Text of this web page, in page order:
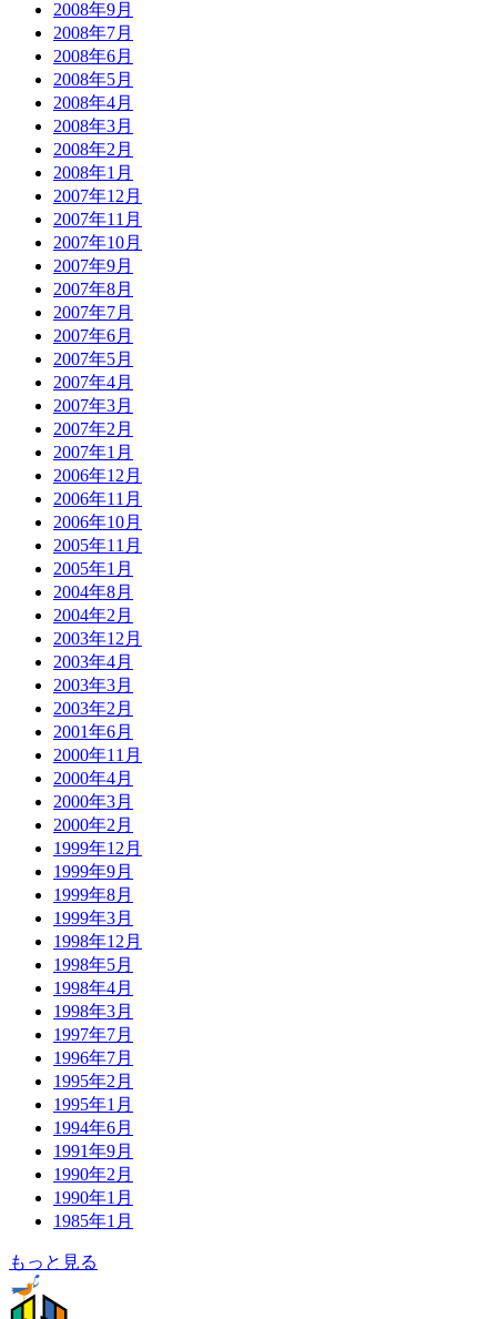
2008年9月
2008年7月
2008年6月
2008年5月
2008年4月
2008年3月
2008年2月
2008年1月
2007年12月
2007年11月
2007年10月
2007年9月
2007年8月
2007年7月
2007年6月
2007年5月
2007年4月
2007年3月
2007年2月
2007年1月
2006年12月
2006年11月
2006年10月
2005年11月
2005年1月
2004年8月
2004年2月
2003年12月
2003年4月
2003年3月
2003年2月
2001年6月
2000年11月
2000年4月
2000年3月
2000年2月
1999年12月
1999年9月
1999年8月
1999年3月
1998年12月
1998年5月
1998年4月
1998年3月
1997年7月
1996年7月
1995年2月
1995年1月
1994年6月
1991年9月
1990年2月
1990年1月
1985年1月
もっと見る